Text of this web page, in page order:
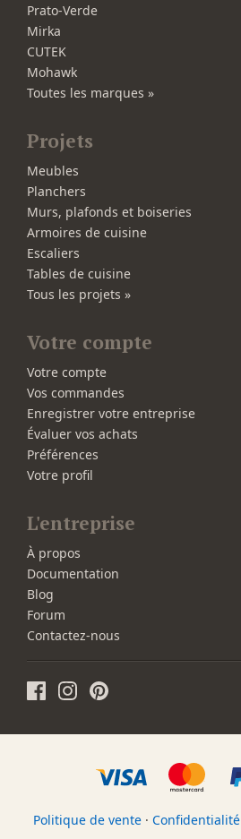
Prato-Verde
Mirka
CUTEK
Mohawk
Toutes les marques »
Projets
Meubles
Planchers
Murs, plafonds et boiseries
Armoires de cuisine
Escaliers
Tables de cuisine
Tous les projets »
Votre compte
Votre compte
Vos commandes
Enregistrer votre entreprise
Évaluer vos achats
Préférences
Votre profil
L'entreprise
À propos
Documentation
Blog
Forum
Contactez-nous
Politique de vente · Confidentialité